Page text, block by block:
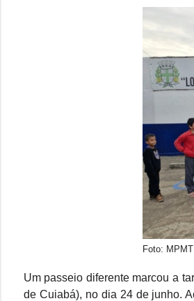
Foto: MPMT
Um passeio diferente marcou a
de Cuiabá), no dia 24 de junho.